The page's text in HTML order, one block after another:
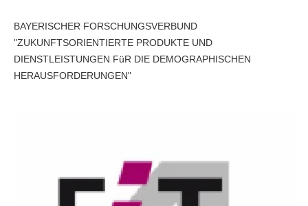
BAYERISCHER FORSCHUNGSVERBUND
"ZUKUNFTSORIENTIERTE PRODUKTE UND
DIENSTLEISTUNGEN FüR DIE DEMOGRAPHISCHEN
HERAUSFORDERUNGEN"